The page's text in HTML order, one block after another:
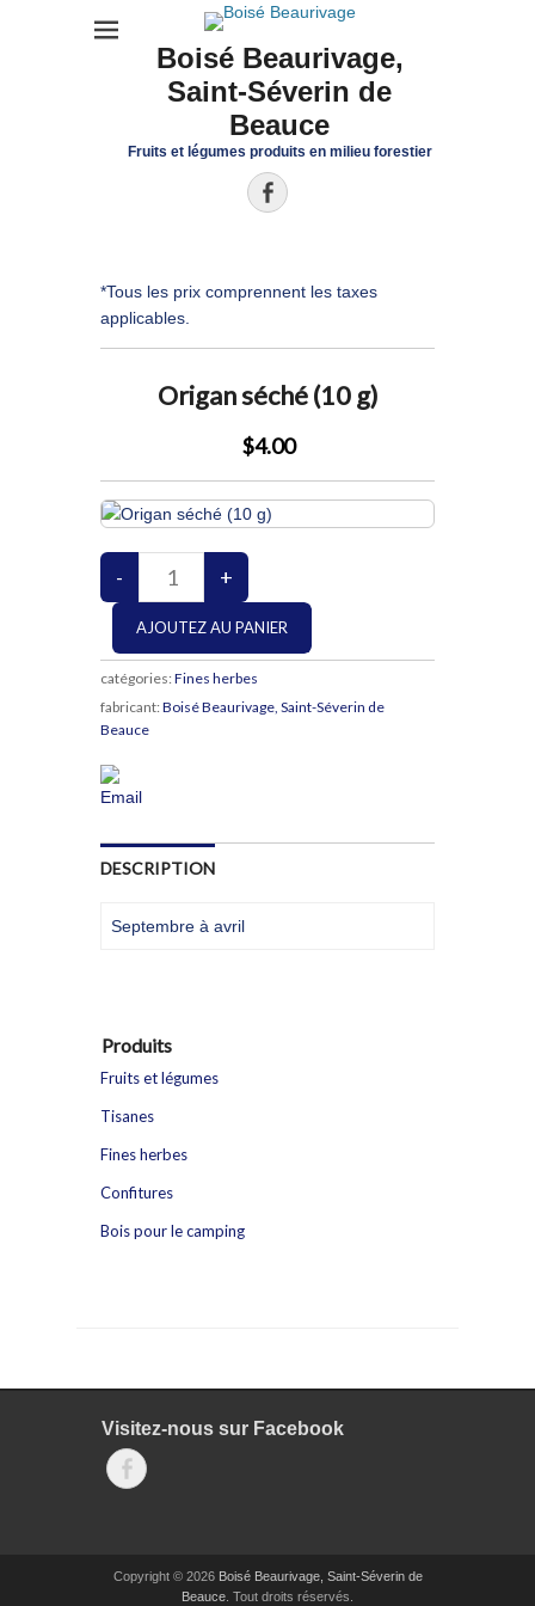
Boisé Beaurivage,
Saint-Séverin de
Beauce
Fruits et légumes produits en milieu forestier
Facebook
*Tous les prix comprennent les taxes
applicables.
Origan séché (10 g)
$4.00
catégories: Fines herbes
fabricant: Boisé Beaurivage, Saint-Séverin de
Beauce
DESCRIPTION
Septembre à avril
Produits
Fruits et légumes
Tisanes
Fines herbes
Confitures
Bois pour le camping
Visitez-nous sur Facebook
Facebook
Copyright © 2026 Boisé Beaurivage, Saint-Séverin de
Beauce . Tout droits réservés.